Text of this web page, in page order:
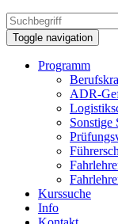
Toggle navigation
Programm
ADR-
Sonstige
Kurssuche
Info